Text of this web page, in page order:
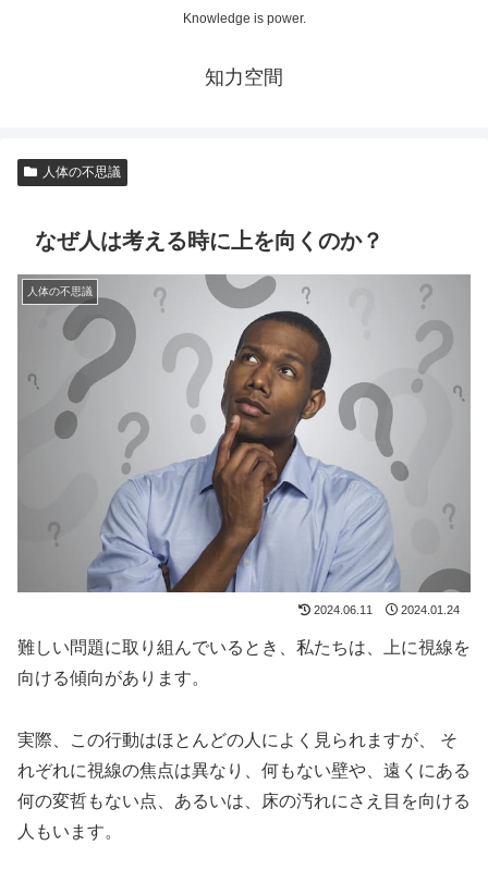
Knowledge is power.
知力空間
人体の不思議
なぜ人は考える時に上を向くのか？
人体の不思議
2024.06.11 2024.01.24
難しい問題に取り組んでいるとき、私たちは、上に視線を
向ける傾向があります。
実際、この行動はほとんどの人によく見られますが、 そ
れぞれに視線の焦点は異なり、何もない壁や、遠くにある
何の変哲もない点、あるいは、床の汚れにさえ目を向ける
人もいます。